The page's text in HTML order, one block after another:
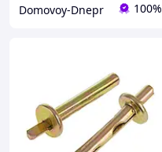
Domovoy-Dnepr 100%